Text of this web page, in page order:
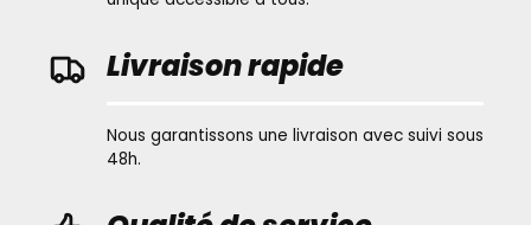
Livraison rapide
Nous garantissons une livraison avec suivi sous
48h.